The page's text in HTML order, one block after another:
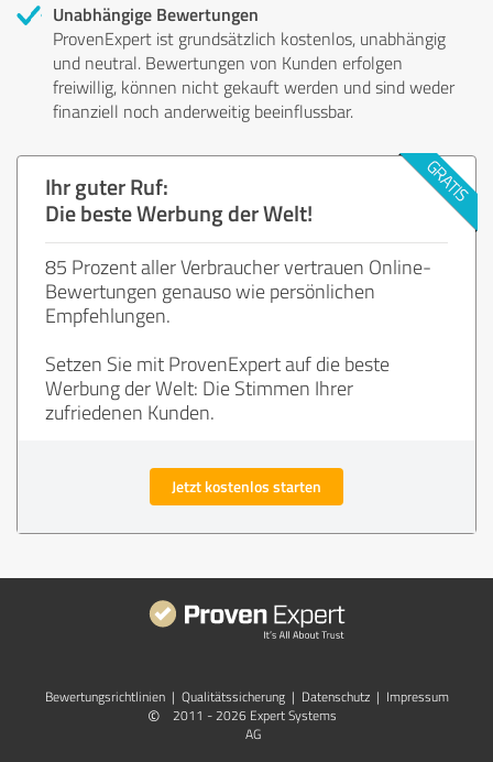
Unabhängige Bewertungen
ProvenExpert ist grundsätzlich kostenlos, unabhängig
und neutral. Bewertungen von Kunden erfolgen
freiwillig, können nicht gekauft werden und sind weder
finanziell noch anderweitig beeinflussbar.
Ihr guter Ruf:
Die beste Werbung der Welt!
85 Prozent aller Verbraucher vertrauen Online-
Bewertungen genauso wie persönlichen
Empfehlungen.
Setzen Sie mit ProvenExpert auf die beste
Werbung der Welt: Die Stimmen Ihrer
zufriedenen Kunden.
Jetzt kostenlos starten
Bewertungs­richtlinien | Qualitätssicherung | Datenschutz | Impressum
©
2011 - 2026 Expert Systems
AG